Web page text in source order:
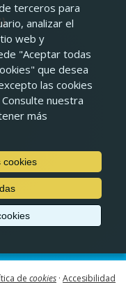
de cookies · Accesibilidad
terceros para
analizar el
web y
"Aceptar todas
que desea
las cookies
nuestra
más
cookies